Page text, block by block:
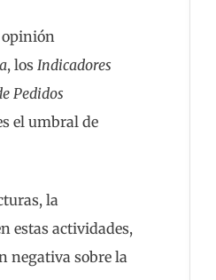
opinión
, los Indicadores
Pedidos
el umbral de
la
estas actividades,
negativa sobre la